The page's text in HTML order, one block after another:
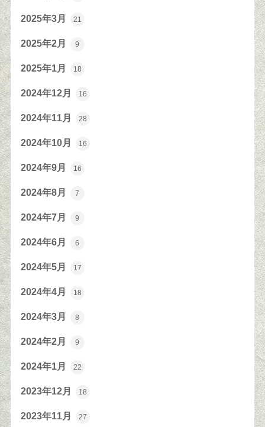
2025年3月 21
2025年2月 9
2025年1月 18
2024年12月 16
2024年11月 28
2024年10月 16
2024年9月 16
2024年8月 7
2024年7月 9
2024年6月 6
2024年5月 17
2024年4月 18
2024年3月 8
2024年2月 9
2024年1月 22
2023年12月 18
2023年11月 27